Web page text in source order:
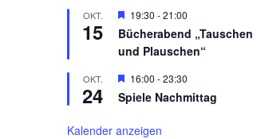
OKT.
15
Hervorgehoben
19:30 -21:00
Bücherabend „Tauschen
und Plauschen“
OKT.
24
Hervorgehoben
16:00 -23:30
Spiele Nachmittag
Kalender anzeigen